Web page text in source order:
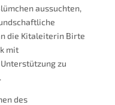
aussuchten,
die Kitaleiterin Birte
mit
zu
des